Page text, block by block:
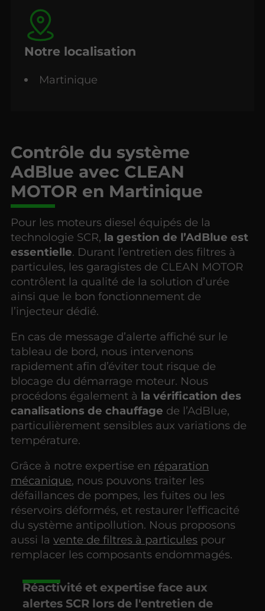
Notre localisation
Martinique
Contrôle du système
AdBlue avec CLEAN
MOTOR en Martinique
Pour les moteurs diesel équipés de la
technologie SCR, la gestion de l’AdBlue est
essentielle. Durant l’entretien des filtres à
particules, les garagistes de CLEAN MOTOR
contrôlent la qualité de la solution d’urée
ainsi que le bon fonctionnement de
l’injecteur dédié.
En cas de message d’alerte affiché sur le
tableau de bord, nous intervenons
rapidement afin d’éviter tout risque de
blocage du démarrage moteur. Nous
procédons également à la vérification des
canalisations de chauffage de l’AdBlue,
particulièrement sensibles aux variations de
température.
Grâce à notre expertise en réparation
mécanique, nous pouvons traiter les
défaillances de pompes, les fuites ou les
réservoirs déformés, et restaurer l’efficacité
du système antipollution. Nous proposons
aussi lavente de filtres à particules pour
remplacer les composants endommagés.
Réactivité et expertise face aux
alertes SCR lors de l'entretien de